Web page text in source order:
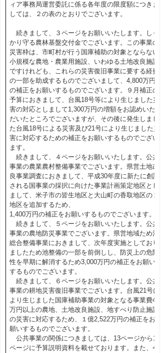
ィア事務局運営委託に係る各年度の限度額につきま
しては、２の表のとおりでございます。
続きまして、３ページをお願いいたします。しっ
かり守る農林基盤交付金でございます。この事業の
災害枠は、市町村が行う国庫補助の対象とならない
小規模な農地・農業用施設、いわゆる土地改良施設
ですけれども、これらの災害復旧事業に要する経費
の一部を助成するものでございまして、4,800万円
の補正をお願いするものでございます。９月補正の
予算におきまして、台風18号等により生じました災
害の対応としまして1,300万円の増額をお認めいた
だいたところでございますが、その後に発生しまし
た台風18号による災害及び21号により生じました災
害に対応するための補正をお願いするものでござい
ます。
続きまして、４ページをお願いいたします。公共
事業の農業農村整備事業でございます。県営土地改
良事業調査におきまして、平成30年度に新たに創設
される国事業の採択に向けた事業計画策定地区とし
まして、米子市の皆生地区と大山町の香取地区の２
地区を追加するため、
1,400万円の補正をお願いするものでございます。
続きまして、５ページをお願いいたします。公共
事業の農地防災事業でございます。県営地域ため池
総合整備事業におきまして、次年度実施としており
ましたため池整備の一部を前倒しし、防災上の危険
性を早期に解消するため3,000万円の補正をお願い
するものでございます。
続きまして、６ページをお願いいたします。公共
事業の耕地災害復旧事業でございます。台風21号に
より生じました国庫補助事業の対象となる事業費40
万円以上の農地、土地改良施設、地すべり防止施設
の災害に対応するため、１億2,522万円の補正をお
願いするものでございます。
公共事業の関係につきましては、13ページから15
ページに予算説明資料を載せております。また、今